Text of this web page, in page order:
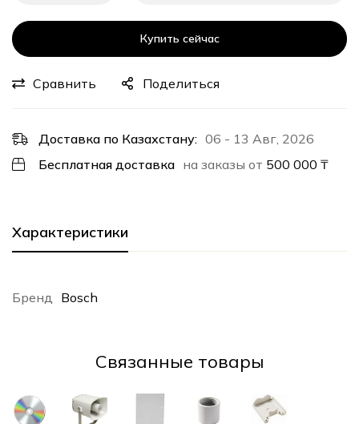
Купить сейчас
Сравнить Поделиться
Доставка по Казахстану: 06 - 13 Авг, 2026
Бесплатная доставка на заказы от 500 000 ₸
Характеристики
Бренд Bosch
Cвязанные товары